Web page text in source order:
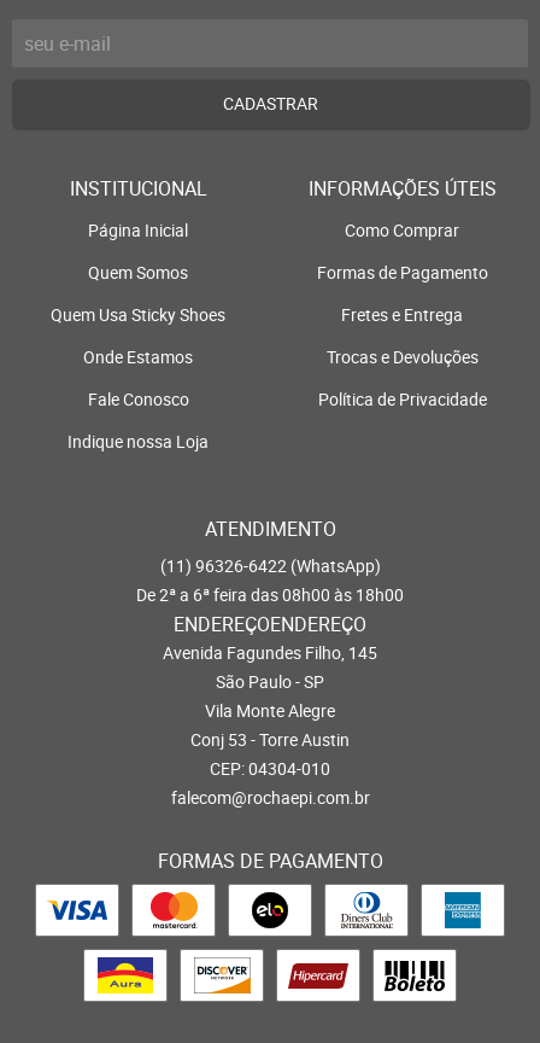
CADASTRAR
INSTITUCIONAL
Página Inicial
Quem Somos
Quem Usa Sticky Shoes
Onde Estamos
Fale Conosco
Indique nossa Loja
INFORMAÇÕES ÚTEIS
Como Comprar
Formas de Pagamento
Fretes e Entrega
Trocas e Devoluções
Política de Privacidade
ATENDIMENTO
(11) 96326-6422 (WhatsApp)
De 2ª a 6ª feira das 08h00 às 18h00
ENDEREÇOENDEREÇO
Avenida Fagundes Filho, 145
São Paulo - SP
Vila Monte Alegre
Conj 53 - Torre Austin
CEP: 04304-010
falecom@rochaepi.com.br
FORMAS DE PAGAMENTO